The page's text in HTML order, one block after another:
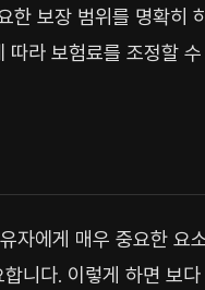
한 보장 범위를 명확히
따라 보험료를 조정할
자에게 매우 중요한 요
니다. 이렇게 하면 보